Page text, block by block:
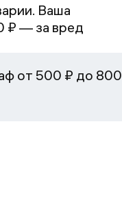
Ваша
₽ — за вред
от 500 ₽ до 800